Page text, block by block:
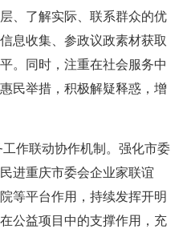
、了解实际、联系群众的优
息收集、参政议政素材获取
。同时，注重在社会服务中
民举措，积极解疑释惑，增
作联动协作机制。强化市委
进重庆市委会企业家联谊
等平台作用，持续发挥开明
公益项目中的支撑作用，充